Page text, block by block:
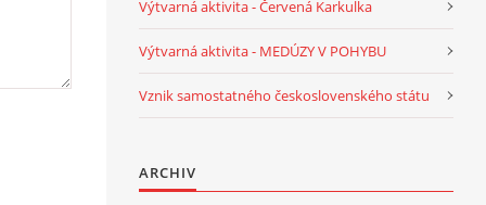
Výtvarná aktivita - Červená Karkulka
Výtvarná aktivita - MEDÚZY V POHYBU
Vznik samostatného československého státu
ARCHIV